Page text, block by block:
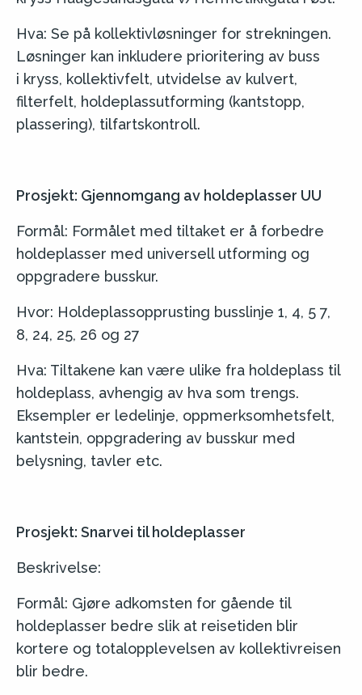
Hva: Se på kollektivløsninger for strekningen.
Løsninger kan inkludere prioritering av buss
i kryss, kollektivfelt, utvidelse av kulvert,
filterfelt, holdeplassutforming (kantstopp,
plassering), tilfartskontroll.
Prosjekt: Gjennomgang av holdeplasser UU
Formål: Formålet med tiltaket er å forbedre
holdeplasser med universell utforming og
oppgradere busskur.
Hvor: Holdeplassopprusting busslinje 1, 4, 5 7,
8, 24, 25, 26 og 27
Hva: Tiltakene kan være ulike fra holdeplass til
holdeplass, avhengig av hva som trengs.
Eksempler er ledelinje, oppmerksomhetsfelt,
kantstein, oppgradering av busskur med
belysning, tavler etc.
Prosjekt: Snarvei til holdeplasser
Beskrivelse:
Formål: Gjøre adkomsten for gående til
holdeplasser bedre slik at reisetiden blir
kortere og totalopplevelsen av kollektivreisen
blir bedre.